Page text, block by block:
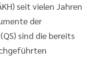
seit vielen Jahren
der
sind die bereits